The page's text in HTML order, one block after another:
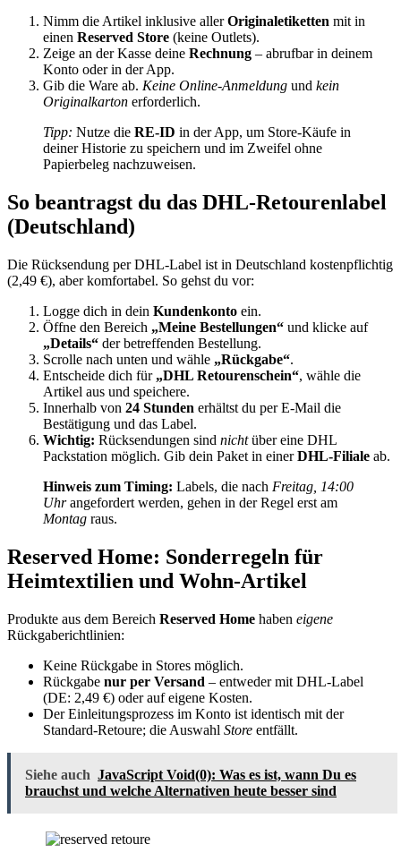
Nimm die Artikel inklusive allerOriginaletiketten mit in
einen Reserved Store (keine Outlets).
Zeige an der Kasse deine Rechnung – abrufbar in deinem
Konto oder in der App.
Gib die Ware ab. Keine Online-Anmeldung und kein
Originalkarton erforderlich.
Tipp: Nutze die RE-ID in der App, um Store-Käufe in
deiner Historie zu speichern und im Zweifel ohne
Papierbeleg nachzuweisen.
So beantragst du das DHL-Retourenlabel
(Deutschland)
Die Rücksendung per DHL-Label ist in Deutschland kostenpflichtig
(2,49 €), aber komfortabel. So gehst du vor:
Logge dich in dein Kundenkonto ein.
Öffne den Bereich „Meine Bestellungen“ und klicke auf
„Details“ der betreffenden Bestellung.
Scrolle nach unten und wähle „Rückgabe“.
Entscheide dich für „DHL Retourenschein“, wähle die
Artikel aus und speichere.
Innerhalb von 24 Stunden erhältst du per E-Mail die
Bestätigung und das Label.
Wichtig: Rücksendungen sind nichtüber eine DHL
Packstation möglich. Gib dein Paket in einerDHL-Filiale ab.
Hinweis zum Timing: Labels, die nach Freitag, 14:00
Uhrangefordert werden, gehen in der Regel erst am
Montag raus.
Reserved Home: Sonderregeln für
Heimtextilien und Wohn-Artikel
Produkte aus dem Bereich Reserved Home haben eigene
Rückgaberichtlinien:
Keine Rückgabe in Stores möglich.
Rückgabe nur per Versand – entweder mit DHL-Label
(DE: 2,49 €) oder auf eigene Kosten.
Der Einleitungsprozess im Konto ist identisch mit der
Standard-Retoure; die Auswahl Store entfällt.
Siehe auch JavaScript Void(0): Was es ist, wann Du es
brauchst und welche Alternativen heute besser sind